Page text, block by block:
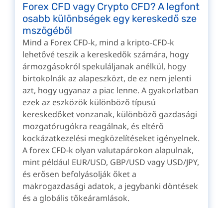
Forex CFD vagy Crypto CFD? A legfont
osabb különbségek egy kereskedő sze
mszögéből
Mind a Forex CFD-k, mind a kripto-CFD-k
lehetővé teszik a kereskedők számára, hogy
ármozgásokról spekuláljanak anélkül, hogy
birtokolnák az alapeszközt, de ez nem jelenti
azt, hogy ugyanaz a piac lenne. A gyakorlatban
ezek az eszközök különböző típusú
kereskedőket vonzanak, különböző gazdasági
mozgatórugókra reagálnak, és eltérő
kockázatkezelési megközelítéseket igényelnek.
A forex CFD-k olyan valutapárokon alapulnak,
mint például EUR/USD, GBP/USD vagy USD/JPY,
és erősen befolyásolják őket a
makrogazdasági adatok, a jegybanki döntések
és a globális tőkeáramlások.